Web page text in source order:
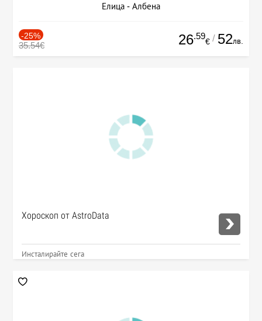
Елица - Албена
-25%
35.54€ 26.59
€ / 52лв.
Хороскоп от AstroData
Инсталирайте сега